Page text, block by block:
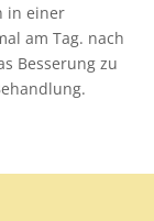
in einer
am Tag. nach
Besserung zu